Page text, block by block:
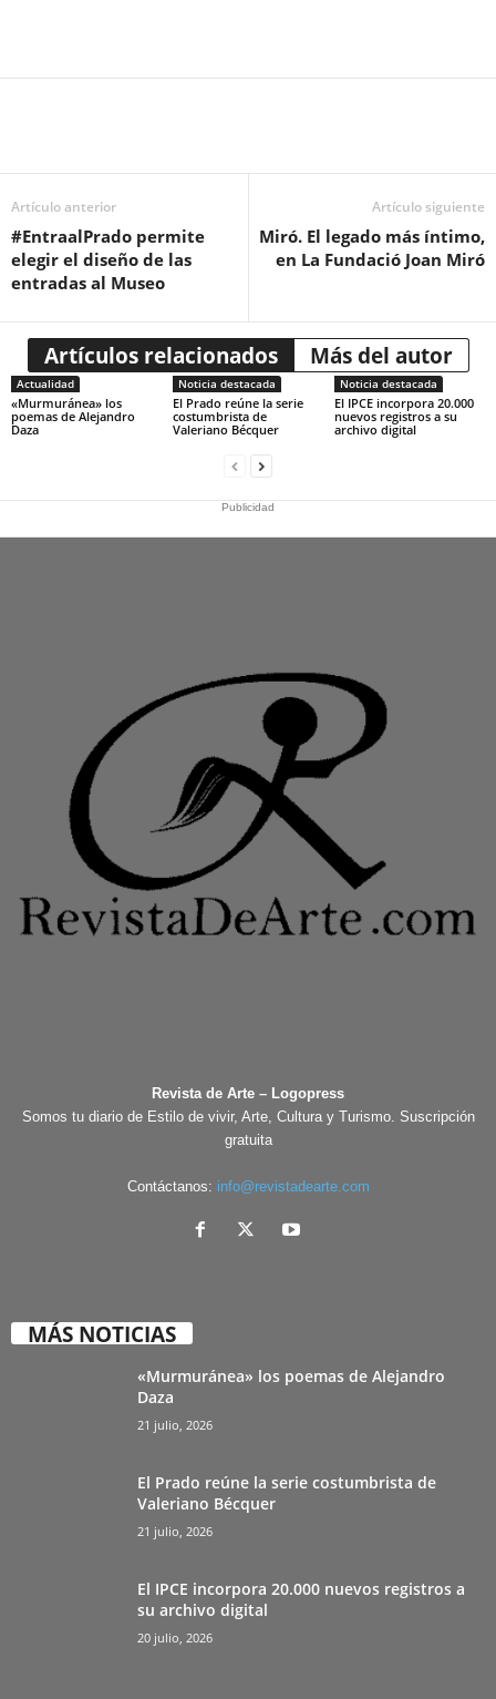
Artículo anterior
#EntraalPrado permite
elegir el diseño de las
entradas al Museo
Artículo siguiente
Miró. El legado más íntimo,
en La Fundació Joan Miró
Artículos relacionados Más del autor
Actualidad
«Murmuránea» los
poemas de Alejandro
Daza
Noticia destacada
El Prado reúne la serie
costumbrista de
Valeriano Bécquer
Noticia destacada
El IPCE incorpora 20.000
nuevos registros a su
archivo digital
Publicidad
Revista de Arte – Logopress
Somos tu diario de Estilo de vivir, Arte, Cultura y Turismo. Suscripción
gratuita
Contáctanos: info@revistadearte.com
MÁS NOTICIAS
«Murmuránea» los poemas de Alejandro
Daza
21 julio, 2026
El Prado reúne la serie costumbrista de
Valeriano Bécquer
21 julio, 2026
El IPCE incorpora 20.000 nuevos registros a
su archivo digital
20 julio, 2026